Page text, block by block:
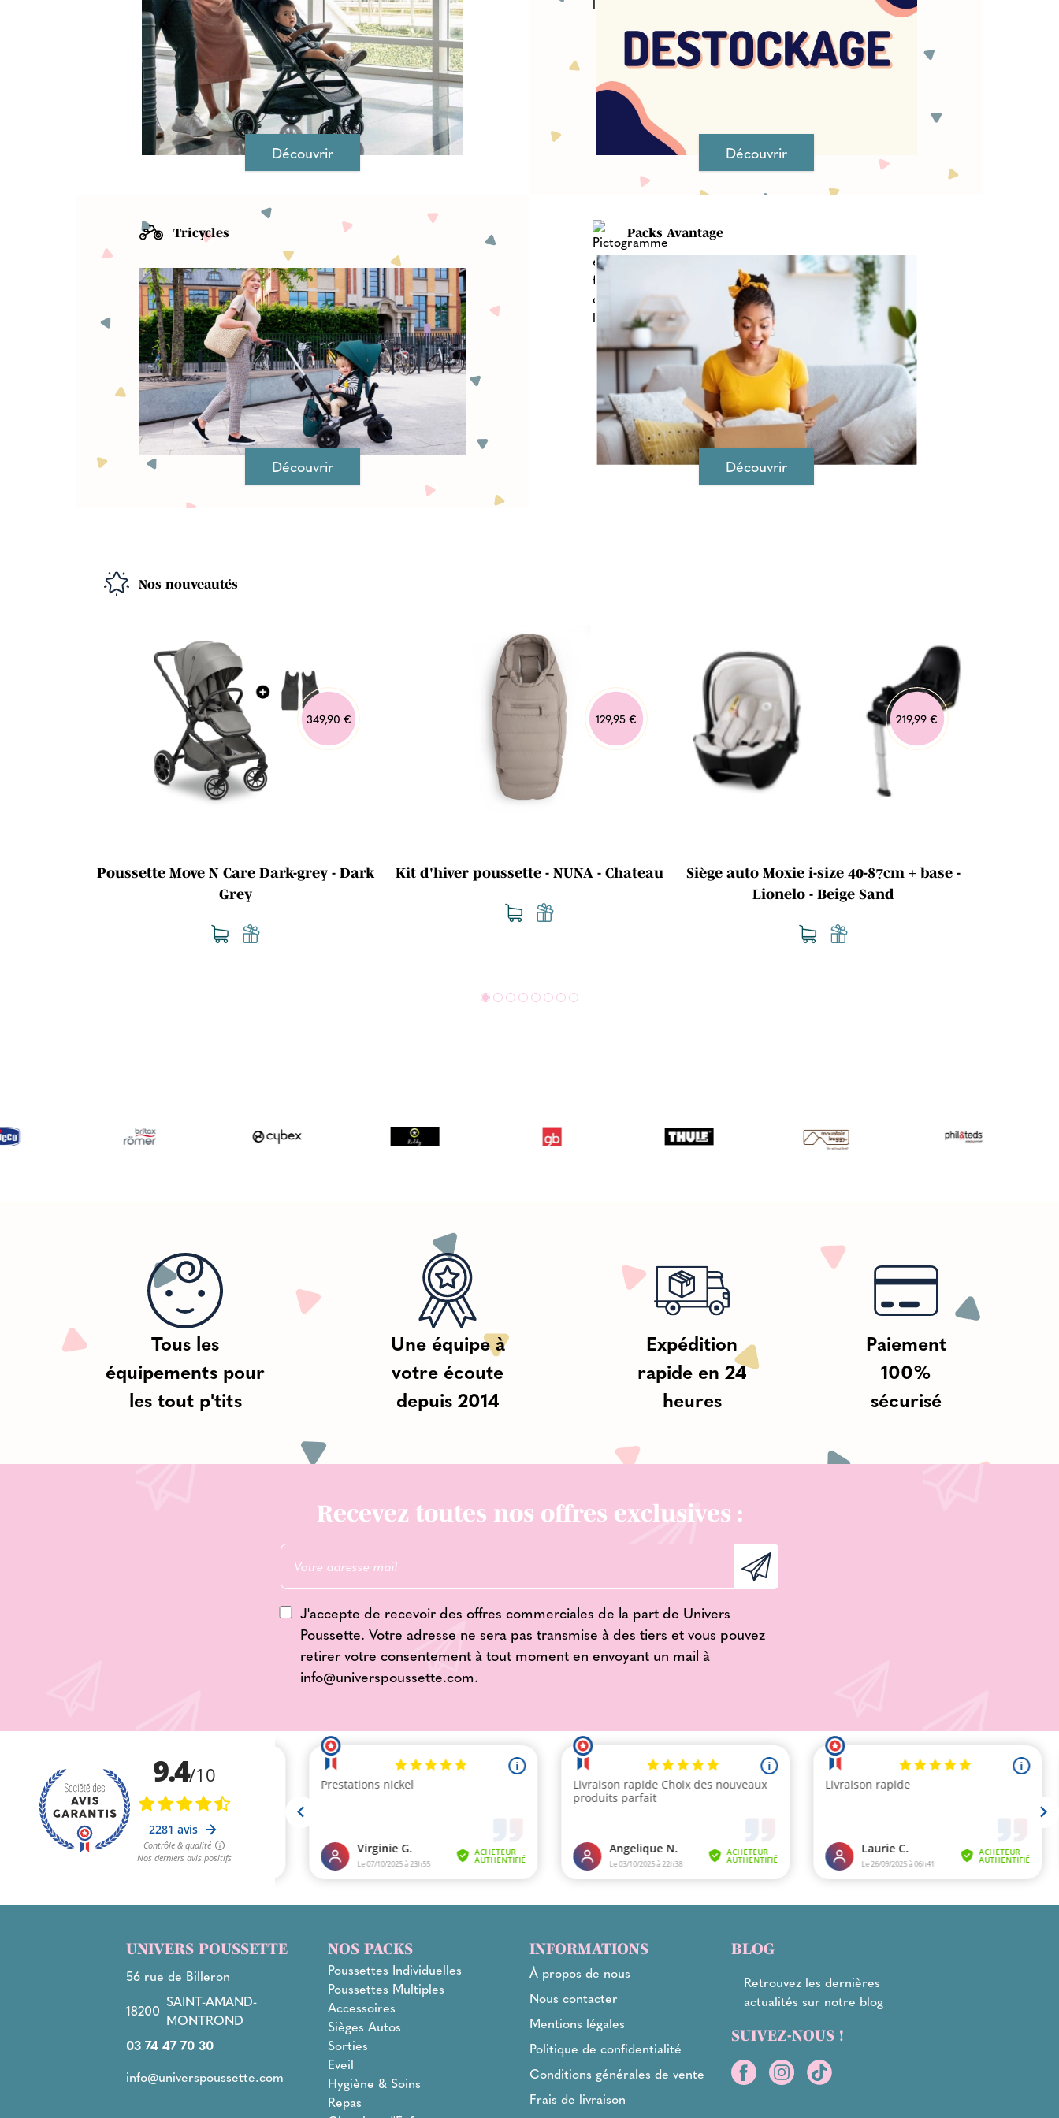
Découvrir Découvrir
Tricycles
Découvrir
Packs Avantage
Découvrir
Nos nouveautés
349,90 €
Poussette Move N Care Dark-grey - Dark
Grey
129,95 €
Kit d'hiver poussette - NUNA - Chateau
219,99 €
Siège auto Moxie i-size 40-87cm + base -
Lionelo - Beige Sand
Tous les
équipements pour
les tout p'tits
Une équipe à
votre écoute
depuis 2014
Expédition
rapide en 24
heures
Paiement
100%
sécurisé
Recevez toutes nos offres exclusives :
J'accepte de recevoir des offres commerciales de la part de Univers
Poussette. Votre adresse ne sera pas transmise à des tiers et vous pouvez
retirer votre consentement à tout moment en envoyant un mail à
info@universpoussette.com.
UNIVERS POUSSETTE
56 rue de Billeron
18200
SAINT-AMAND-
MONTROND
03 74 47 70 30
info@universpoussette.com
NOS PACKS
Poussettes Individuelles
Poussettes Multiples
Accessoires
Sièges Autos
Sorties
Eveil
Hygiène & Soins
Repas
INFORMATIONS
À propos de nous
Nous contacter
Mentions légales
Politique de confidentialité
Conditions générales de vente
Frais de livraison
BLOG
Retrouvez les dernières
actualités sur notre blog
SUIVEZ-NOUS !